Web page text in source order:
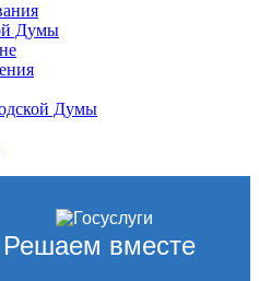
Думы
Думы
Решаем вместе